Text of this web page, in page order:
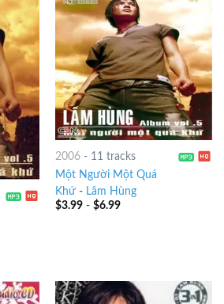
2006- 11 tracks
Một Người Một Quá
Khứ- Lâm Hùng
$3.99- $6.99